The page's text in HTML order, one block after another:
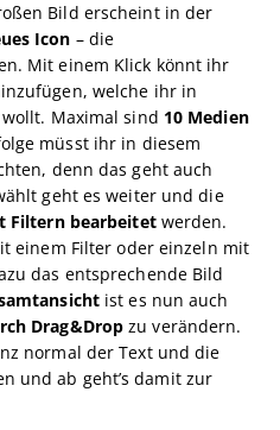
Bild erscheint in der
Icon – die
Mit einem Klick könnt ihr
welche ihr in
Maximal sind 10 Medien
müsst ihr in diesem
denn das geht auch
geht es weiter und die
Filtern bearbeitetwerden.
einem Filter oder einzeln mit
das entsprechende Bild
ist es nun auch
Drag&Drop zu verändern.
normal der Text und die
und ab geht’s damit zur